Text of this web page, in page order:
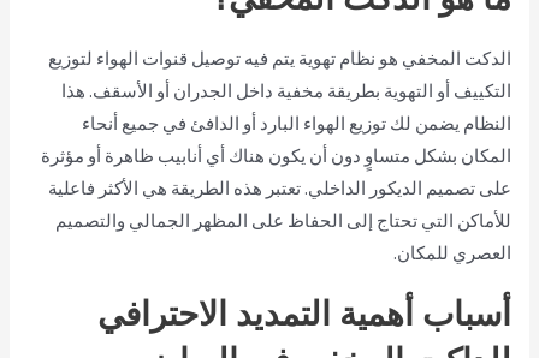
الدكت المخفي هو نظام تهوية يتم فيه توصيل قنوات الهواء لتوزيع
التكييف أو التهوية بطريقة مخفية داخل الجدران أو الأسقف. هذا
النظام يضمن لك توزيع الهواء البارد أو الدافئ في جميع أنحاء
المكان بشكل متساوٍ دون أن يكون هناك أي أنابيب ظاهرة أو مؤثرة
على تصميم الديكور الداخلي. تعتبر هذه الطريقة هي الأكثر فاعلية
للأماكن التي تحتاج إلى الحفاظ على المظهر الجمالي والتصميم
العصري للمكان.
أسباب أهمية التمديد الاحترافي